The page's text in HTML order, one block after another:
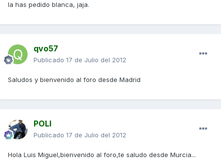
la has pedido blanca, jaja.
qvo57
Publicado 17 de Julio del 2012
Saludos y bienvenido al foro desde Madrid
POLI
Publicado 17 de Julio del 2012
Hola Luis Miguel,bienvenido al foro,te saludo desde Murcia...